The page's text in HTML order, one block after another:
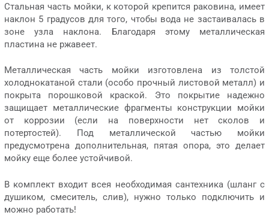
Стальная часть мойки, к которой крепится раковина, имеет
наклон 5 градусов для того, чтобы вода не застаивалась в
зоне узла наклона. Благодаря этому металлическая
пластина не ржавеет.
Металлическая часть мойки изготовлена из толстой
холоднокатаной стали (особо прочный листовой металл) и
покрыта порошковой краской. Это покрытие надежно
защищает металлические фрагменты конструкции мойки
от коррозии (если на поверхности нет сколов и
потертостей). Под металлической частью мойки
предусмотрена дополнительная, пятая опора, это делает
мойку еще более устойчивой.
В комплект входит всея необходимая сантехника (шланг с
душиком, смеситель, слив), нужно только подключить и
можно работать!